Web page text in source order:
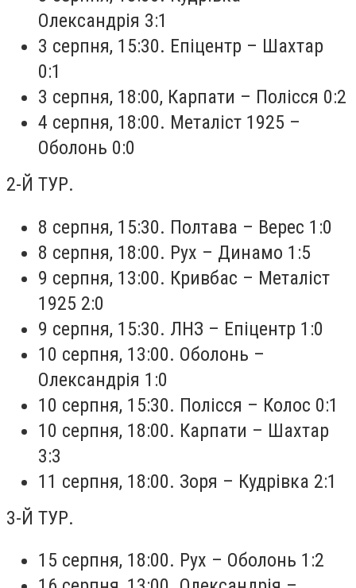
Олександрія 3:1
3 серпня, 15:30. Епіцентр – Шахтар
0:1
3 серпня, 18:00, Карпати – Полісся 0:2
4 серпня, 18:00. Металіст 1925 –
Оболонь 0:0
2-Й ТУР.
8 серпня, 15:30. Полтава – Верес 1:0
8 серпня, 18:00. Рух – Динамо 1:5
9 серпня, 13:00. Кривбас – Металіст
1925 2:0
9 серпня, 15:30. ЛНЗ – Епіцентр 1:0
10 серпня, 13:00. Оболонь –
Олександрія 1:0
10 серпня, 15:30. Полісся – Колос 0:1
10 серпня, 18:00. Карпати – Шахтар
3:3
11 серпня, 18:00. Зоря – Кудрівка 2:1
3-Й ТУР.
15 серпня, 18:00. Рух – Оболонь 1:2